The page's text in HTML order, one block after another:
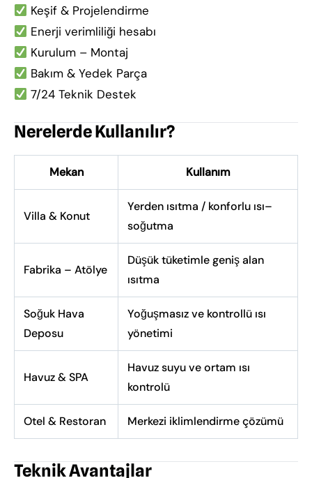
Keşif & Projelendirme
Enerji verimliliği hesabı
Kurulum – Montaj
Bakım & Yedek Parça
7/24 Teknik Destek
Nerelerde Kullanılır?
Mekan Kullanım
Villa & Konut
Yerden ısıtma / konforlu ısı–
soğutma
Fabrika – Atölye
Düşük tüketimle geniş alan
ısıtma
Soğuk Hava
Deposu
Yoğuşmasız ve kontrollü ısı
yönetimi
Havuz & SPA
Havuz suyu ve ortam ısı
kontrolü
Otel & Restoran Merkezi iklimlendirme çözümü
Teknik Avantajlar